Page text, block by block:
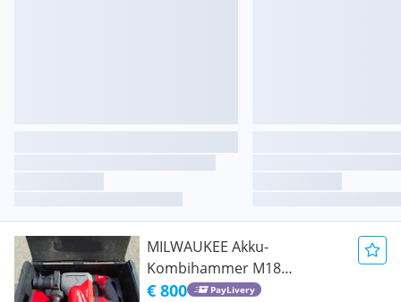
MILWAUKEE Akku-
Kombihammer M18
ONEFHPX FUEL ONE-KEY SDS-
€ 800 PayLivery